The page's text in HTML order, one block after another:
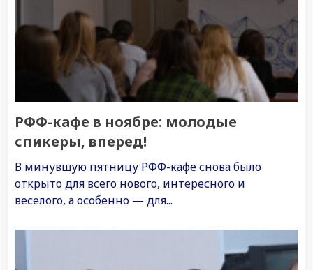
РФФ-кафе в ноябре: молодые
спикеры, вперед!
В минувшую пятницу РФФ-кафе снова было
открыто для всего нового, интересного и
веселого, а особенно — для...